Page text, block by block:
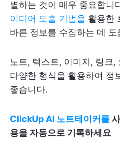
별하는 것이 매우 중요합니
이디어 도출 기법을 활용한
바른 정보를 수집하는 데 도
노트, 텍스트, 이미지, 링크,
다양한 형식을 활용하여 정
좋습니다.
ClickUp AI 노트테이커를
용을 자동으로 기록하세요